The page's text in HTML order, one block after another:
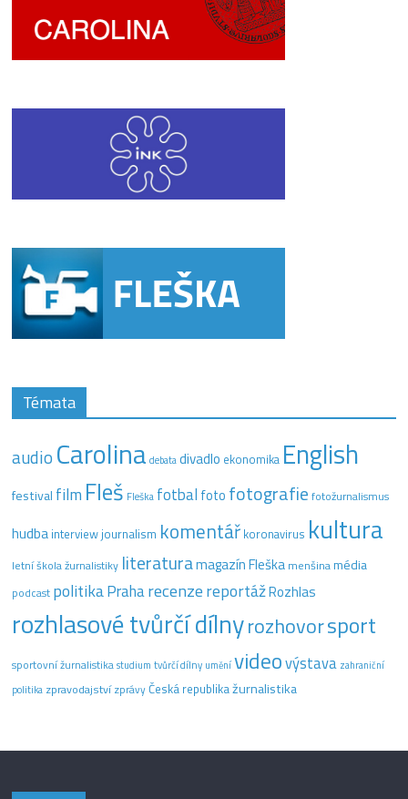
Témata
audio Carolina debata divadlo ekonomika English
festival film Fleš Fleška fotbal foto fotografie fotožurnalismus
hudba interview journalism komentář koronavirus kultura
letní škola žurnalistiky literaturamagazín Fleška menšinamédia
podcast politikaPraharecenzereportážRozhlas
rozhlasové tvůrčí dílnyrozhovorsport
sportovní žurnalistika studium tvůrčí dílny uměnívideovýstava zahraniční
politika zpravodajstvízprávyČeská republikažurnalistika